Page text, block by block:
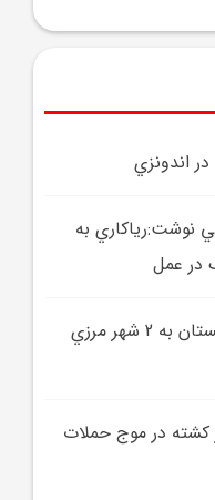
اندونزي
نوشت:رياکاري به
در عمل
حملات راکتي و توپخانه‌اي عربستان به 2 شهر مرزي
در سوريه؛ 10 هزار کشته در موج حملات